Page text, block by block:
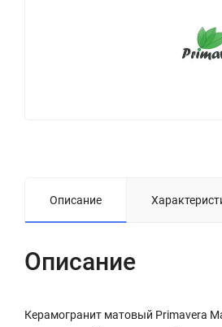
Описание
Описание
Керамогранит матовый Primavera